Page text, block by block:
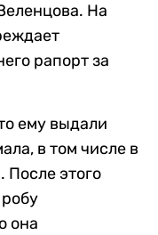
На
рапорт за
ему выдали
в том числе в
После этого
она